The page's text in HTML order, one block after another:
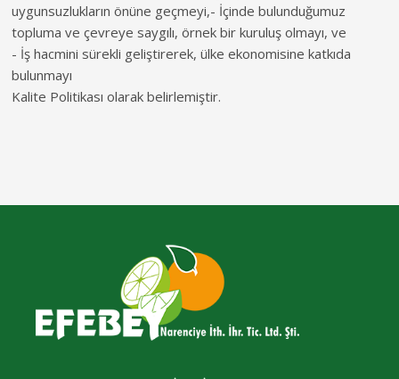
uygunsuzlukların önüne geçmeyi,- İçinde bulunduğumuz
topluma ve çevreye saygılı, örnek bir kuruluş olmayı, ve
- İş hacmini sürekli geliştirerek, ülke ekonomisine katkıda
bulunmayı
Kalite Politikası olarak belirlemiştir.